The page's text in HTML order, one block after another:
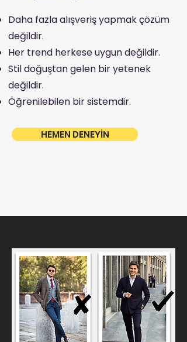
Daha fazla alışveriş yapmak çözüm
değildir.
Her trend herkese uygun değildir.
Stil doğuştan gelen bir yetenek
değildir.
Öğrenilebilen bir sistemdir.
HEMEN DENEYİN